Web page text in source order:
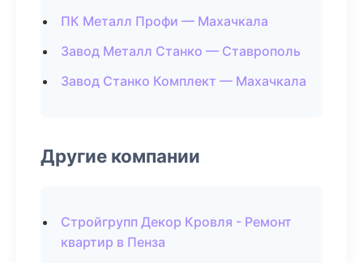
ПК Металл Профи — Махачкала
Завод Металл Станко — Ставрополь
Завод Станко Комплект — Махачкала
Другие компании
Стройгрупп Декор Кровля - Ремонт
квартир в Пенза